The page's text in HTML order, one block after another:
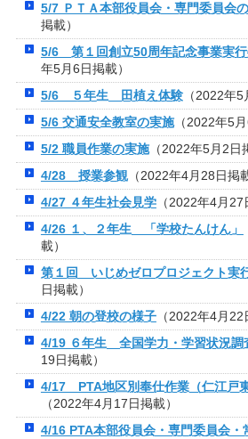
5/7 ＰＴＡ本部役員会・専門委員会
掲載）
5/6 第１回創立50周年記念事業実
年5月6日掲載）
5/6 ５年生 田植え体験（2022年5
5/6 交通安全教室の実施（2022年5月
5/2 職員作業の実施（2022年5月2日
4/28 授業参観（2022年4月28日掲
4/27 ４年生社会見学（2022年4月27
4/26 １、２年生 「学校たんけん」
載）
第１回 いじめゼロプロジェクト実
日掲載）
4/22 朝の登校の様子（2022年4月22
4/19 ６年生 全国学力・学習状況調
19日掲載）
4/17 PTA地区別奉仕作業（仁江戸東
（2022年4月17日掲載）
4/16 PTA本部役員会・専門委員会・